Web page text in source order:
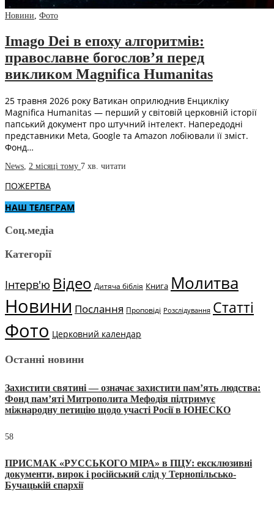
Новини, Фото
Imago Dei в епоху алгоритмів:
православне богослов’я перед
викликом Magnifica Humanitas
25 травня 2026 року Ватикан оприлюднив Енцикліку
Magnifica Humanitas — перший у світовій церковній історії
папський документ про штучний інтелект. Напередодні
представники Meta, Google та Amazon лобіювали її зміст.
Фонд…
News, 2 місяці тому 7 хв. читати
ПОЖЕРТВА
НАШ ТЕЛЕГРАМ
Соц.медіа
Категорії
Інтерв'ю Відео Дитяча біблія Книга Молитва
Новини Послання Проповіді Розслідування Статті
Фото Церковний календар
Останні новини
Захистити святині — означає захистити пам’ять людства:
Фонд пам’яті Митрополита Мефодія підтримує
міжнародну петицію щодо участі Росії в ЮНЕСКО
58
ПРИСМАК «РУССЬКОГО МІРА» в ПЦУ: ексклюзивні
документи, вирок і російський слід у Тернопільсько-
Бучацькій єпархії